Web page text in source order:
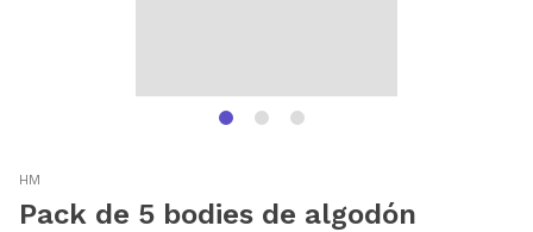
HM
Pack de 5 bodies de algodón